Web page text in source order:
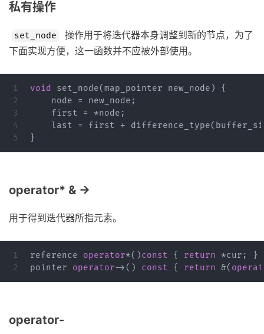
私有操作
set_node
操作用于将迭代器本身调整到新的节点，为了
下面实现方便，这一函数并不应被外部使用。
1
2
3
4
void set_node(map_pointer new_node )
{
node
= new_node ;
first
= *node ;
last
= first + difference_type(
}
operator* & ->
用于得到迭代器所指元素。
1
reference operator*()const { return *cur ;
}
pointer
operator->() const { return &(
operator-